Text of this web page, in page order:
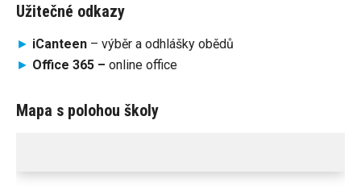
Užitečné odkazy
► iCanteen – výběr a odhlášky obědů
► Office 365 – online office
Mapa s polohou školy